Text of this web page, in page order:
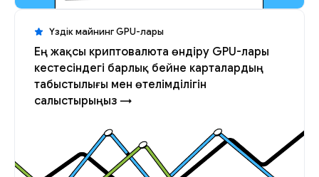
Үздік майнинг GPU-лары
Ең жақсы криптовалюта өндіру GPU-лары
кестесіндегі барлық бейне карталардың
табыстылығы мен өтелімділігін
салыстырыңыз →